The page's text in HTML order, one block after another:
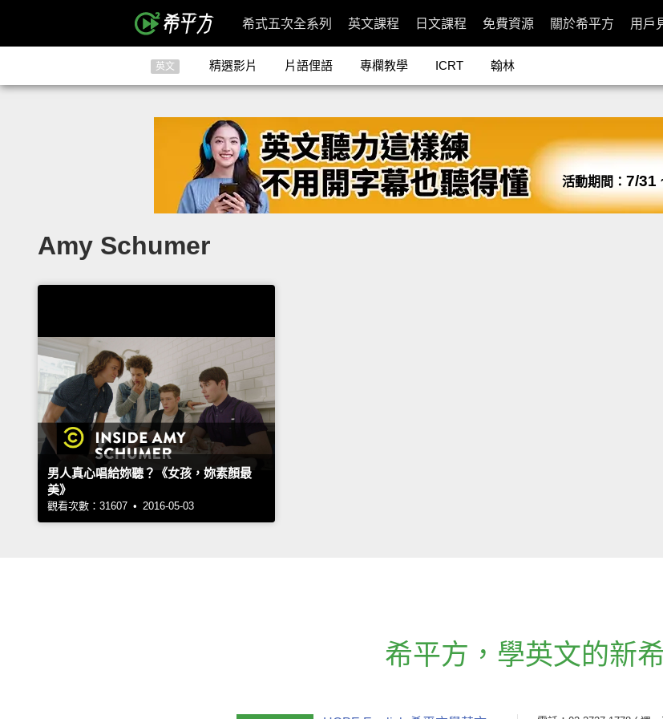
希式五次全系列 英文課程 日文課程 免費資源 關於希平方 用戶
英文 精選影片 片語俚語 專欄教學 ICRT 翰林
活動期間： 7/31
Amy Schumer
男人真心唱給妳聽？《女孩，妳素顏最
美》
觀看次數：31607 • 2016-05-03
希平方 ， 學英文的新